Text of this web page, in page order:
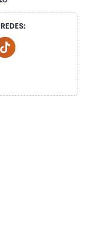
MediaMedia
Social Media
Social Media
Tiktok Social
Social Media